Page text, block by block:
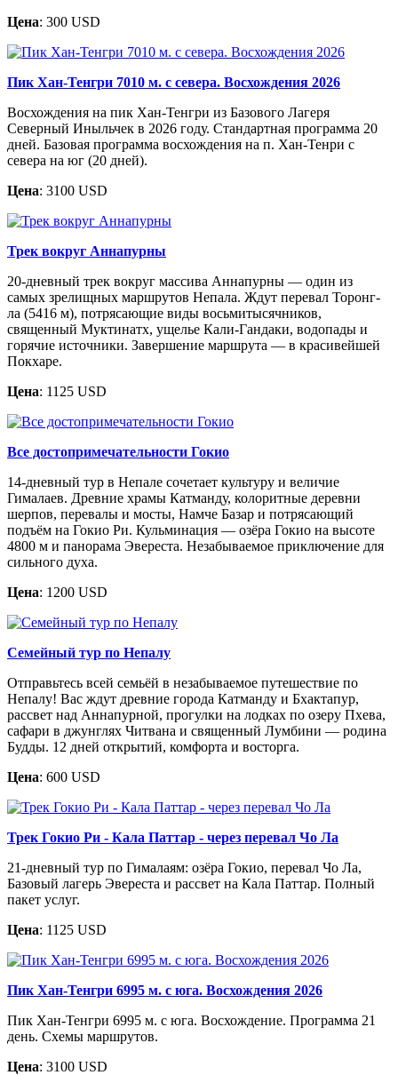
Цена: 300 USD
Пик Хан-Тенгри 7010 м. с севера. Восхождения 2026
Восхождения на пик Хан-Тенгри из Базового Лагеря
Северный Иныльчек в 2026 году. Стандартная программа 20
дней. Базовая программа восхождения на п. Хан-Тенри с
севера на юг (20 дней).
Цена: 3100 USD
Трек вокруг Аннапурны
20-дневный трек вокруг массива Аннапурны — один из
самых зрелищных маршрутов Непала. Ждут перевал Торонг-
ла (5416 м), потрясающие виды восьмитысячников,
священный Муктинатх, ущелье Кали-Гандаки, водопады и
горячие источники. Завершение маршрута — в красивейшей
Покхаре.
Цена: 1125 USD
Все достопримечательности Гокио
14-дневный тур в Непале сочетает культуру и величие
Гималаев. Древние храмы Катманду, колоритные деревни
шерпов, перевалы и мосты, Намче Базар и потрясающий
подъём на Гокио Ри. Кульминация — озёра Гокио на высоте
4800 м и панорама Эвереста. Незабываемое приключение для
сильного духа.
Цена: 1200 USD
Семейный тур по Непалу
Отправьтесь всей семьёй в незабываемое путешествие по
Непалу! Вас ждут древние города Катманду и Бхактапур,
рассвет над Аннапурной, прогулки на лодках по озеру Пхева,
сафари в джунглях Читвана и священный Лумбини — родина
Будды. 12 дней открытий, комфорта и восторга.
Цена: 600 USD
Трек Гокио Ри - Кала Паттар - через перевал Чо Ла
21-дневный тур по Гималаям: озёра Гокио, перевал Чо Ла,
Базовый лагерь Эвереста и рассвет на Кала Паттар. Полный
пакет услуг.
Цена: 1125 USD
Пик Хан-Тенгри 6995 м. c юга. Восхождения 2026
Пик Хан-Тенгри 6995 м. с юга. Восхождение. Программа 21
день. Схемы маршрутов.
Цена: 3100 USD